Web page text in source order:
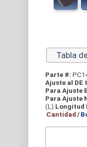
Tabla
Parte #:
Ajuste al DE
Para Ajuste
Para Ajuste
(L) Longitud
Cantidad/